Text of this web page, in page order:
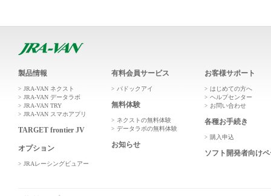
製品情報
JRA-VAN ネクスト
JRA-VAN データラボ
JRA-VAN TRY
JRA-VAN スマホアプリ
TARGET frontier JV
オプション
JRAレーシングビュアー
有料会員サービス
パドックアイ
無料体験
ネクストの無料体験
データラボの無料体験
お知らせ
お客様サポート
はじめての方へ
ヘルプセンター
お問い合わせ
各種お手続き
購入申込
ソフト開発者向け